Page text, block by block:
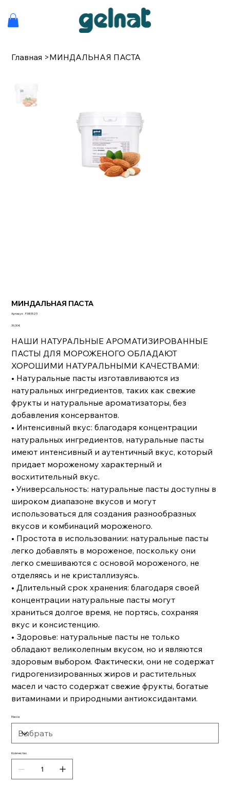
Главная >МИНДАЛЬНАЯ ПАСТА
МИНДАЛЬНАЯ ПАСТА
Артикул:
Артикул:
P3805211
Цена
39,30 €
НАШИ НАТУРАЛЬНЫЕ АРОМАТИЗИРОВАННЫЕ
ПАСТЫ ДЛЯ МОРОЖЕНОГО ОБЛАДАЮТ
ХОРОШИМИ НАТУРАЛЬНЫМИ КАЧЕСТВАМИ:
• Натуральные пасты изготавливаются из
натуральных ингредиентов, таких как свежие
фрукты и натуральные ароматизаторы, без
добавления консервантов.
• Интенсивный вкус: благодаря концентрации
натуральных ингредиентов, натуральные пасты
имеют интенсивный и аутентичный вкус, который
придает мороженому характерный и
восхитительный вкус.
• Универсальность: натуральные пасты доступны в
широком диапазоне вкусов и могут
использоваться для создания разнообразных
вкусов и комбинаций мороженого.
• Простота в использовании: натуральные пасты
легко добавлять в мороженое, поскольку они
легко смешиваются с основой мороженого, не
отделяясь и не кристаллизуясь.
• Длительный срок хранения: благодаря своей
концентрации натуральные пасты могут
храниться долгое время, не портясь, сохраняя
вкус и консистенцию.
• Здоровье: натуральные пасты не только
обладают великолепным вкусом, но и являются
здоровым выбором. Фактически, они не содержат
гидрогенизированных жиров и растительных
масел и часто содержат свежие фрукты, богатые
витаминами и природными антиоксидантами.
Масса
Количество